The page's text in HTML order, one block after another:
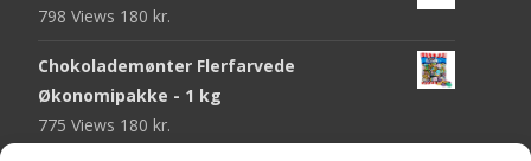
798 Views 180 kr.
Chokolademønter Flerfarvede
Økonomipakke - 1 kg
775 Views 180 kr.